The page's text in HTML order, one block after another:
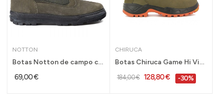
NOTTON
Botas Notton de campo con cremallera kaki para...
69,00 €
CHIRUCA
Botas Chiruca Game Hi Vis 08 Gore-Tex verde...
184,00 € 128,80 € -30%